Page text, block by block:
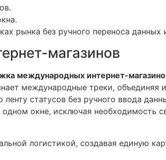
рынка без ручного переноса данных
магазинов
международных интернет-
международные треки, объединяя
статусов без ручного ввода
окне, исключая необходимость
логистикой, создавая единую